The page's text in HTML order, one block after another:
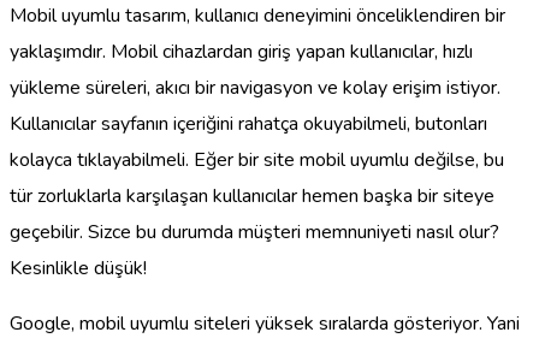
Mobil uyumlu tasarım, kullanıcı deneyimini önceliklendiren bir
yaklaşımdır. Mobil cihazlardan giriş yapan kullanıcılar, hızlı
yükleme süreleri, akıcı bir navigasyon ve kolay erişim istiyor.
Kullanıcılar sayfanın içeriğini rahatça okuyabilmeli, butonları
kolayca tıklayabilmeli. Eğer bir site mobil uyumlu değilse, bu
tür zorluklarla karşılaşan kullanıcılar hemen başka bir siteye
geçebilir. Sizce bu durumda müşteri memnuniyeti nasıl olur?
Kesinlikle düşük!
Google, mobil uyumlu siteleri yüksek sıralarda gösteriyor. Yani